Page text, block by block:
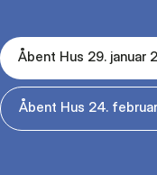
Åbent Hus 29. januar
Åbent Hus 24.